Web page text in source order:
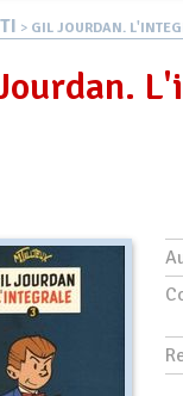
> GIL JOURDAN.